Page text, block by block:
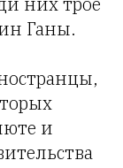
Ганы.
и